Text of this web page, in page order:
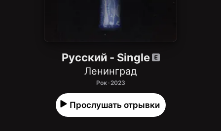
Русский - Single
Ленинград
Рок · 2023
Прослушать отрывки